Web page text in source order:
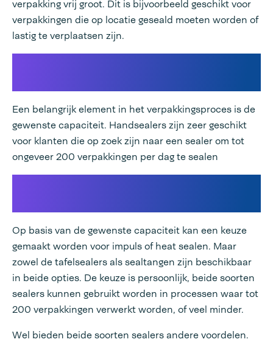
verpakking vrij groot. Dit is bijvoorbeeld geschikt voor
verpakkingen die op locatie geseald moeten worden of
lastig te verplaatsen zijn.
Een belangrijk element in het verpakkingsproces is de
gewenste capaciteit. Handsealers zijn zeer geschikt
voor klanten die op zoek zijn naar een sealer om tot
ongeveer 200 verpakkingen per dag te sealen
Op basis van de gewenste capaciteit kan een keuze
gemaakt worden voor impuls of heat sealen. Maar
zowel de tafelsealers als sealtangen zijn beschikbaar
in beide opties. De keuze is persoonlijk, beide soorten
sealers kunnen gebruikt worden in processen waar tot
200 verpakkingen verwerkt worden, of veel minder.
Wel bieden beide soorten sealers andere voordelen.